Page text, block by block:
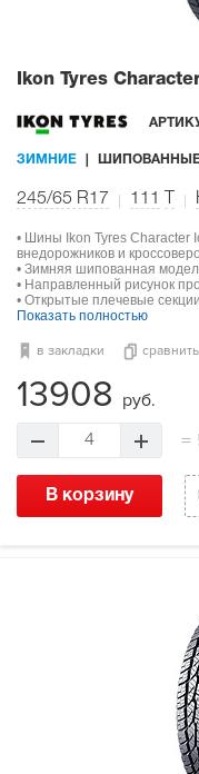
Ikon Tyres
ЗИМНИЕ
245/65 R17 111
• Шины Ikon Tyres Character
внедорожников и
• Зимняя шипованная
• Направленный рисунок
• Открытые плечевые
Показать полностью
в закладки сравнить
13908 руб.
4 =
В корзину